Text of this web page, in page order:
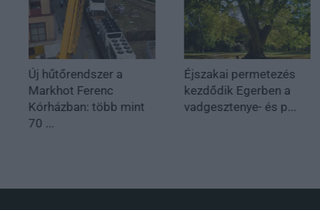
Új hűtőrendszer a
Markhot Ferenc
Kórházban: több mint
70 ...
Éjszakai permetezés
kezdődik Egerben a
vadgesztenye- és p...